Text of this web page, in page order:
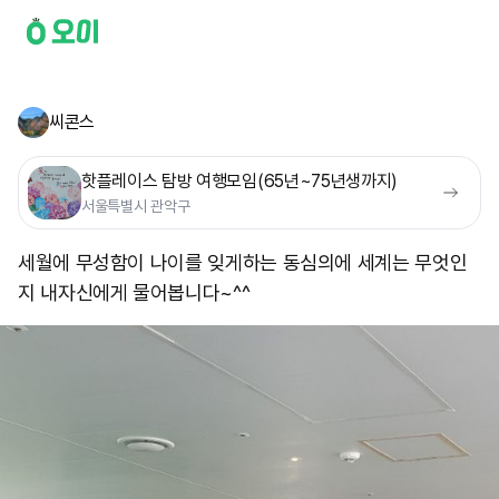
씨콘스
핫플레이스 탐방 여행모임(65년~75년생까지)
서울특별시 관악구
세월에 무성함이 나이를 잊게하는 동심의에 세계는 무엇인
지 내자신에게 물어봅니다~^^